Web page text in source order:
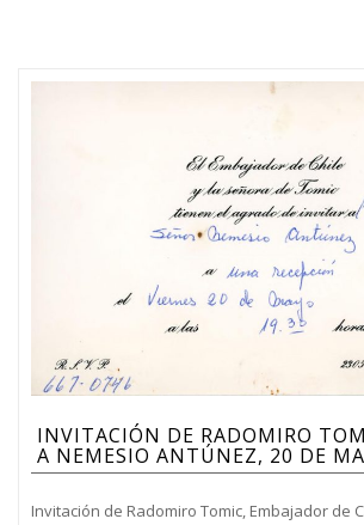
INVITACIÓN DE RADOMIRO
A NEMESIO ANTÚNEZ, 20 DE
Invitación de Radomiro Tomic, Embajador de